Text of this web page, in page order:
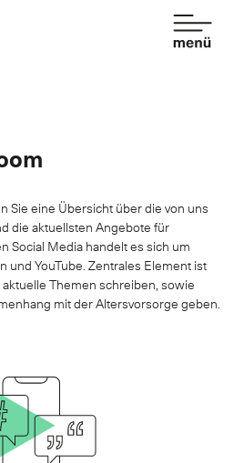
Sie eine Übersicht über die von uns
die aktuellsten Angebote für
Social Media handelt es sich um
und YouTube. Zentrales Element ist
Themen schreiben, sowie
mit der Altersvorsorge geben.